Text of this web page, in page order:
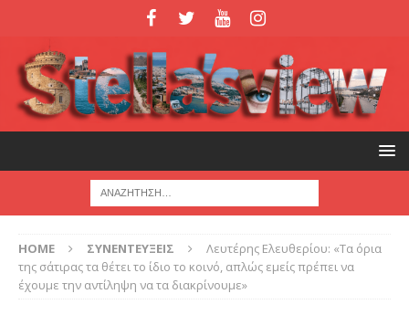
HOME ΣΥΝΕΝΤΕΥΞΕΙΣ
Λευτέρης Ελευθερίου: «Τα όρια
της σάτιρας τα θέτει το ίδιο το κοινό, απλώς εμείς πρέπει να
έχουμε την αντίληψη να τα διακρίνουμε»